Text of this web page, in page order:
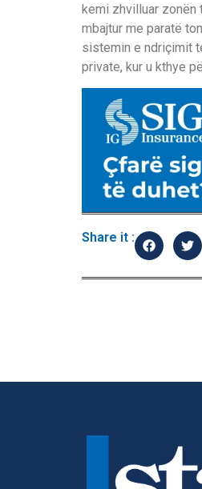
kemi zhvilluar zonën
mbajtur me paratë
sistemin e ndriçimit
private, kur u kthye
Share it :